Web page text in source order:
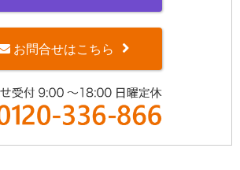
お問合せはこちら